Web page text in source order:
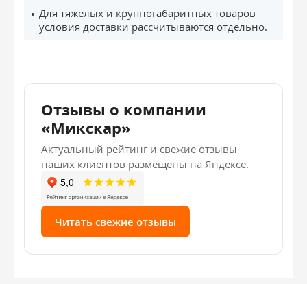
Для тяжёлых и крупногабаритных товаров
условия доставки рассчитываются отдельно.
Отзывы о компании
«Микскар»
Актуальный рейтинг и свежие отзывы
наших клиентов размещены на Яндексе.
Читать свежие отзывы